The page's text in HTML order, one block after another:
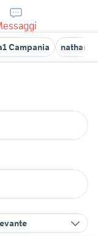
Campania nathan